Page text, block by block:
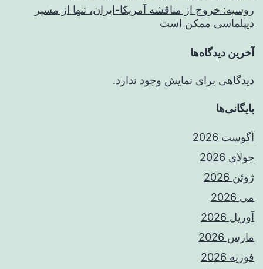
روسیه: خروج از مناقشه آمریکا-ایران، تنها از مسیر
دیپلماسی ممکن است
آخرین دیدگاه‌ها
دیدگاهی برای نمایش وجود ندارد.
بایگانی‌ها
آگوست 2026
جولای 2026
ژوئن 2026
می 2026
آوریل 2026
مارس 2026
فوریه 2026